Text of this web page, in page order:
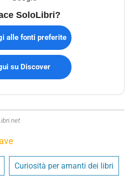
SoloLibri?
alle fonti preferite
su Discover
Curiosità per amanti dei libri